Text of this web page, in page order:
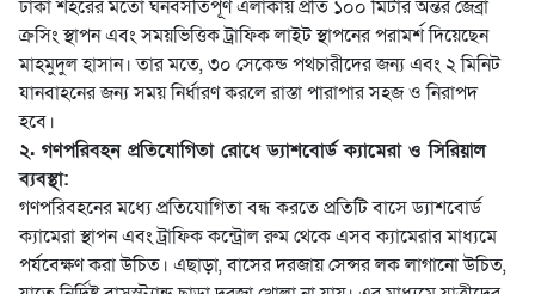
ঢাকা শহরের মতো ঘনবসতিপূর্ণ এলাকায় প্রতি ১০০ মিটার অন্তর জেব্রা
ক্রসিং স্থাপন এবং সময়ভিত্তিক ট্রাফিক লাইট স্থাপনের পরামর্শ দিয়েছেন
মাহমুদুল হাসান। তার মতে, ৩০ সেকেন্ড পথচারীদের জন্য এবং ২ মিনিট
যানবাহনের জন্য সময় নির্ধারণ করলে রাস্তা পারাপার সহজ ও নিরাপদ
হবে।
২. গণপরিবহন প্রতিযোগিতা রোধে ড্যাশবোর্ড ক্যামেরা ও সিরিয়াল
ব্যবস্থা:
গণপরিবহনের মধ্যে প্রতিযোগিতা বন্ধ করতে প্রতিটি বাসে ড্যাশবোর্ড
ক্যামেরা স্থাপন এবং ট্রাফিক কন্ট্রোল রুম থেকে এসব ক্যামেরার মাধ্যমে
পর্যবেক্ষণ করা উচিত। এছাড়া, বাসের দরজায় সেন্সর লক লাগানো উচিত,